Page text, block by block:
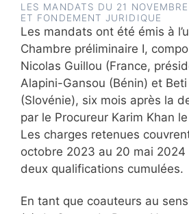
LES MANDATS DU 21
ET FONDEMENT JURIDIQUE
Les mandats ont été émis à
Chambre préliminaire I,
Nicolas Guillou (France,
Alapini-Gansou (Bénin) et
(Slovénie), six mois après la
par le Procureur Karim Khan
Les charges retenues
octobre 2023 au 20 mai
deux qualifications cumulées.
En tant que coauteurs au